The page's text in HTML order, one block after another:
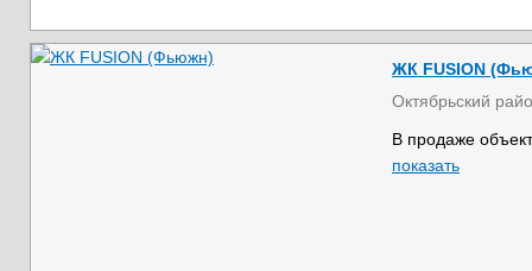
ЖК FUSION
Октябрьский
В продаже
показать